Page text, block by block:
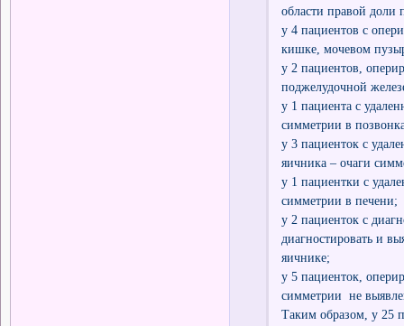
области правой доли
у 4 пациентов с
кишке, мочевом
у 2 пациентов,
поджелудочной
у 1 пациента с
симметрии в
у 3 пациенток с
яичника – очаги
у 1 пациентки с
симметрии в печени;
у 2 пациенток с
диагностировать и
яичнике;
у 5 пациенток,
симметрии не
Таким образом, у 25